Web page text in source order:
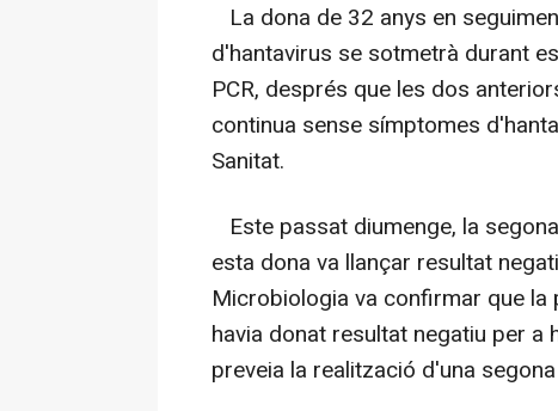
La dona de 32 anys en
d'hantavirus se sotmetrà durant
PCR, després que les dos
continua sense símptomes
Sanitat.
Este passat diumenge, la
esta dona va llançar resultat
Microbiologia va confirmar que la
havia donat resultat negatiu per
preveia la realització d'una